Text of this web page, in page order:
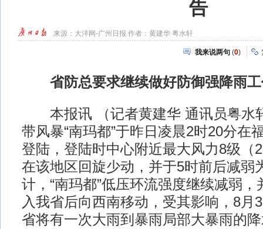
告
来源： 大洋网-广州日报 作者：黄建华 粤水轩
我来说两句 (0)
省防总要求继续做好防御强降雨工
本报讯 （记者黄建华 通讯员粤水
带风暴“南玛都”于昨日凌晨2时20分在
登陆，登陆时中心附近最大风力8级（
在该地区回旋少动，并于5时前后减弱
计，“南玛都”低压环流强度继续减弱
入我省后向西南移动，受其影响，8月
省将有一次大雨到暴雨局部大暴雨的